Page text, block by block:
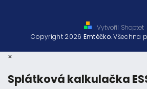
Vytvořil Shoptet
Copyright 2026 Emtéčko. Všechna
×
Splátková kalkulačka